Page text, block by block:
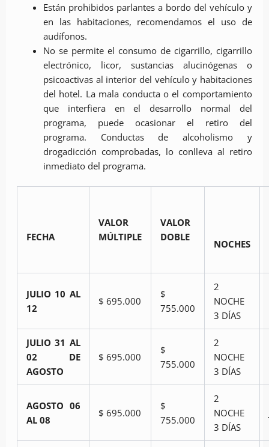
Están prohibidos parlantes a bordo del vehículo y
en las habitaciones, recomendamos el uso de
audífonos.
No se permite el consumo de cigarrillo, cigarrillo
electrónico, licor, sustancias alucinógenas o
psicoactivas al interior del vehículo y habitaciones
del hotel. La mala conducta o el comportamiento
que interfiera en el desarrollo normal del
programa, puede ocasionar el retiro del
programa. Conductas de alcoholismo y
drogadicción comprobadas, lo conlleva al retiro
inmediato del programa.
FECHA
VALOR
MÚLTIPLE
VALOR
DOBLE
NOCHES
JULIO 10 AL
12
$ 695.000
$
755.000
2
NOCHE
3 DÍAS
JULIO 31 AL
02 DE
AGOSTO
$ 695.000
$
755.000
2
NOCHE
3 DÍAS
AGOSTO 06
AL 08
$ 695.000
$
755.000
2
NOCHE
3 DÍAS